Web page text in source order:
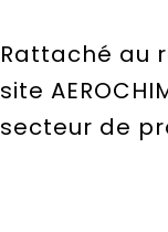
Rattaché au
site
secteur de